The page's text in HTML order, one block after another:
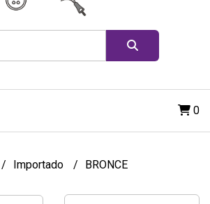
0
Importado BRONCE